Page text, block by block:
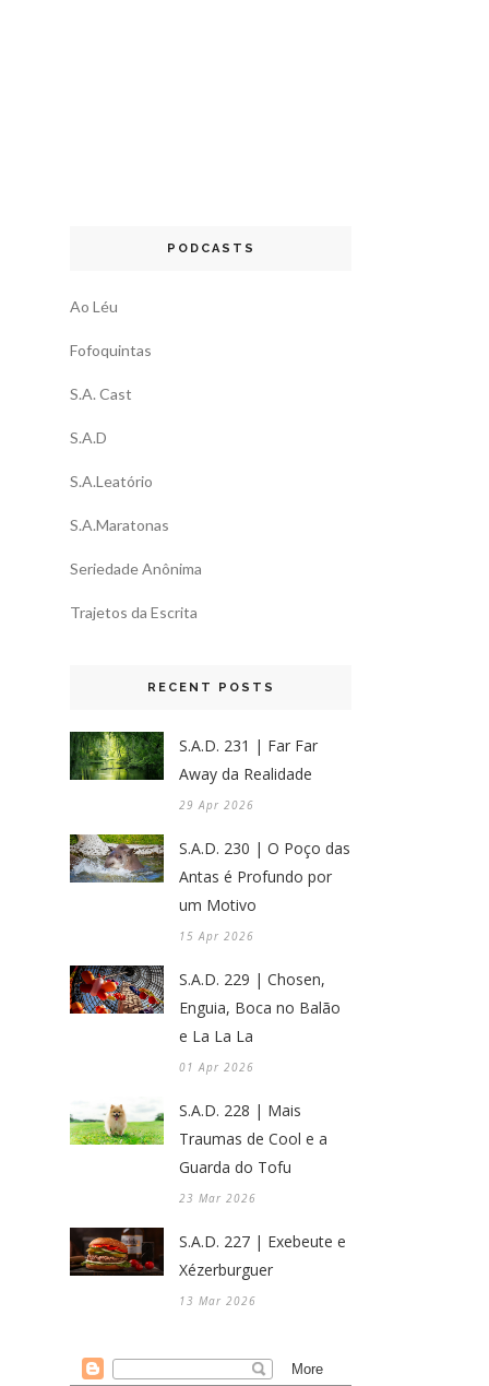
PODCASTS
Ao Léu
Fofoquintas
S.A. Cast
S.A.D
S.A.Leatório
S.A.Maratonas
Seriedade Anônima
Trajetos da Escrita
RECENT POSTS
S.A.D. 231 | Far Far
Away da Realidade
29 Apr 2026
S.A.D. 230 | O Poço das
Antas é Profundo por
um Motivo
15 Apr 2026
S.A.D. 229 | Chosen,
Enguia, Boca no Balão
e La La La
01 Apr 2026
S.A.D. 228 | Mais
Traumas de Cool e a
Guarda do Tofu
23 Mar 2026
S.A.D. 227 | Exebeute e
Xézerburguer
13 Mar 2026